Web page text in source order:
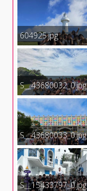
604925.jpg
S__43680032_0.jpg
S__43680033_0.jpg
S__15433797_0.jpg